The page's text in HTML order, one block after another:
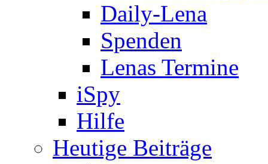
Daily-Lena
Spenden
Lenas Termine
iSpy
Hilfe
Heutige Beiträge